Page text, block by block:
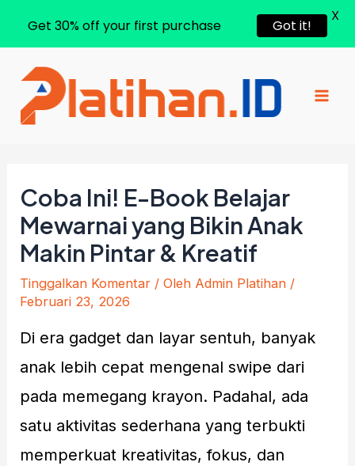
konten
Coba Ini! E-Book Belajar
Mewarnai yang Bikin Anak
Makin Pintar & Kreatif
Tinggalkan Komentar / Oleh Admin Platihan /
Februari 23, 2026
Di era gadget dan layar sentuh, banyak
anak lebih cepat mengenal swipe dari
pada memegang krayon. Padahal, ada
satu aktivitas sederhana yang terbukti
memperkuat kreativitas, fokus, dan
Get 30% off your first purchase Got it!
X